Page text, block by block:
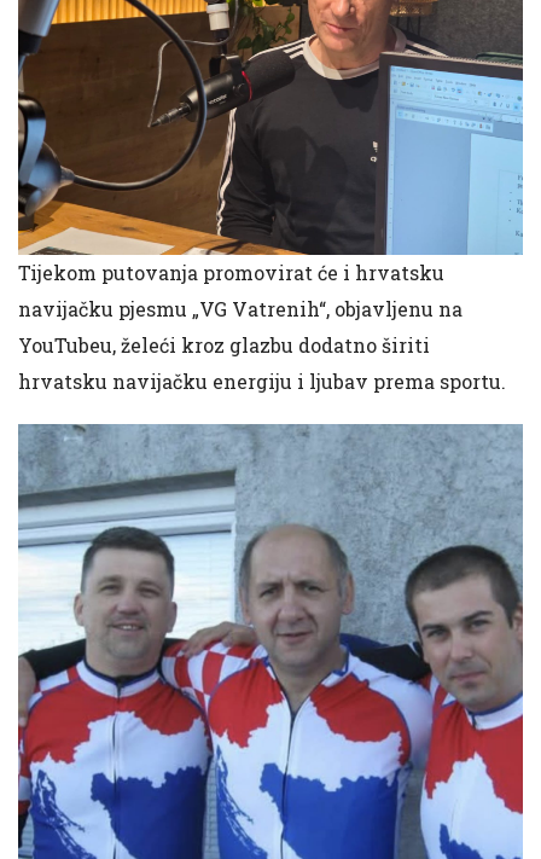
Tijekom putovanja promovirat će i hrvatsku
navijačku pjesmu „VG Vatrenih“, objavljenu na
YouTubeu, želeći kroz glazbu dodatno širiti
hrvatsku navijačku energiju i ljubav prema sportu.